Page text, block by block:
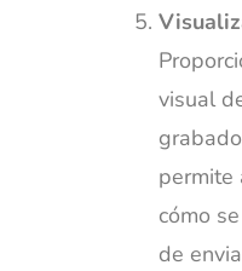
visual
permite
cómo
de